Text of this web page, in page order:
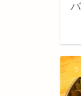
ラ